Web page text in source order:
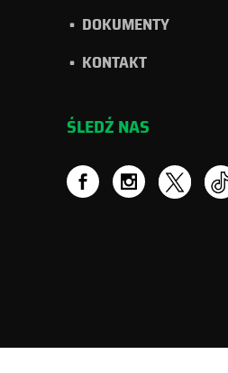
DOKUMENTY
KONTAKT
ŚLEDŹ NAS